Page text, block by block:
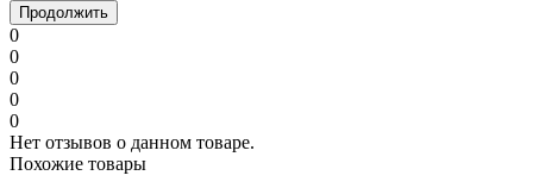
Продолжить
0
0
0
0
0
Нет отзывов о данном товаре.
Похожие товары